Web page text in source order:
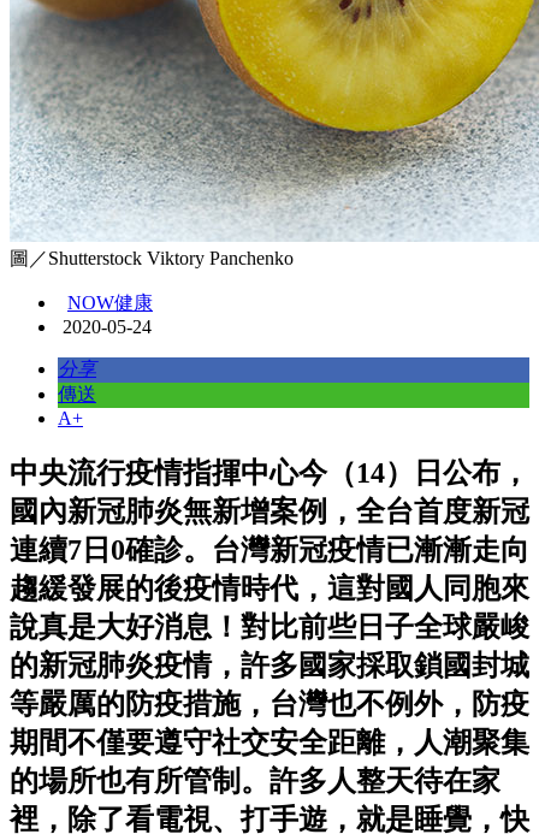
圖／Shutterstock Viktory Panchenko
NOW健康
2020-05-24
分享
傳送
A+
中央流行疫情指揮中心今（14）日公布，
國內新冠肺炎無新增案例，全台首度新冠
連續7日0確診。台灣新冠疫情已漸漸走向
趨緩發展的後疫情時代，這對國人同胞來
說真是大好消息！對比前些日子全球嚴峻
的新冠肺炎疫情，許多國家採取鎖國封城
等嚴厲的防疫措施，台灣也不例外，防疫
期間不僅要遵守社交安全距離，人潮聚集
的場所也有所管制。許多人整天待在家
裡，除了看電視、打手遊，就是睡覺，快